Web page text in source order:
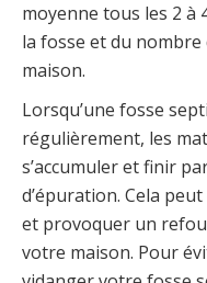
moyenne tous les 2 à
la fosse et du
maison.
Lorsqu’une fosse
régulièrement, les
s’accumuler et finir
d’épuration. Cela
et provoquer un
votre maison. Pour